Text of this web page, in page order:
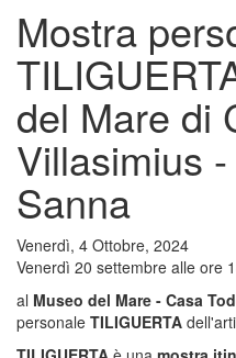
Mostra
del Mare di
Villasimius
Sanna
Venerdì, 4 Ottobre, 2024
Venerdì 20 settembre alle ore
al Museo del Mare - Casa
personale TILIGUERTA